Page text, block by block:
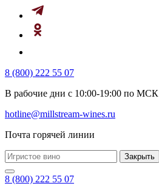
8 (800) 222 55 07
В рабочие дни с 10:00-19:00 по МСК
hotline@millstream-wines.ru
Почта горячей линии
Закрыть
8 (800) 222 55 07